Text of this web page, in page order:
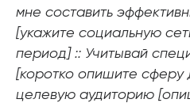
мне составить
[укажите социальную
период] :: Учитывай
[коротко опишите сферу
целевую аудиторию